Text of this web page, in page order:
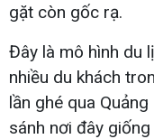
gặt còn gốc rạ.
Đây là mô hình du
nhiều du khách
lần ghé qua
sánh nơi đây